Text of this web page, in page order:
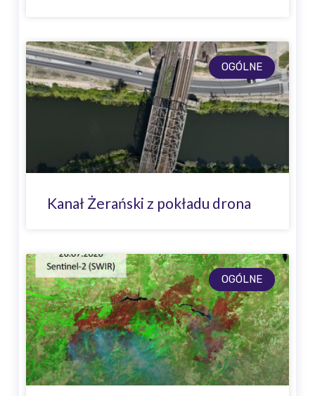
OGÓLNE
Kanał Żerański z pokładu drona
OGÓLNE